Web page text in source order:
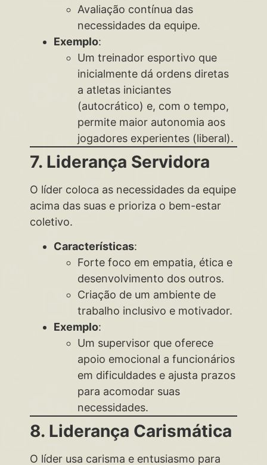
Avaliação contínua das
necessidades da equipe.
Exemplo:
Um treinador esportivo que
inicialmente dá ordens diretas
a atletas iniciantes
(autocrático) e, com o tempo,
permite maior autonomia aos
jogadores experientes (liberal).
7. Liderança Servidora
O líder coloca as necessidades da equipe
acima das suas e prioriza o bem-estar
coletivo.
Características:
Forte foco em empatia, ética e
desenvolvimento dos outros.
Criação de um ambiente de
trabalho inclusivo e motivador.
Exemplo:
Um supervisor que oferece
apoio emocional a funcionários
em dificuldades e ajusta prazos
para acomodar suas
necessidades.
8. Liderança Carismática
O líder usa carisma e entusiasmo para